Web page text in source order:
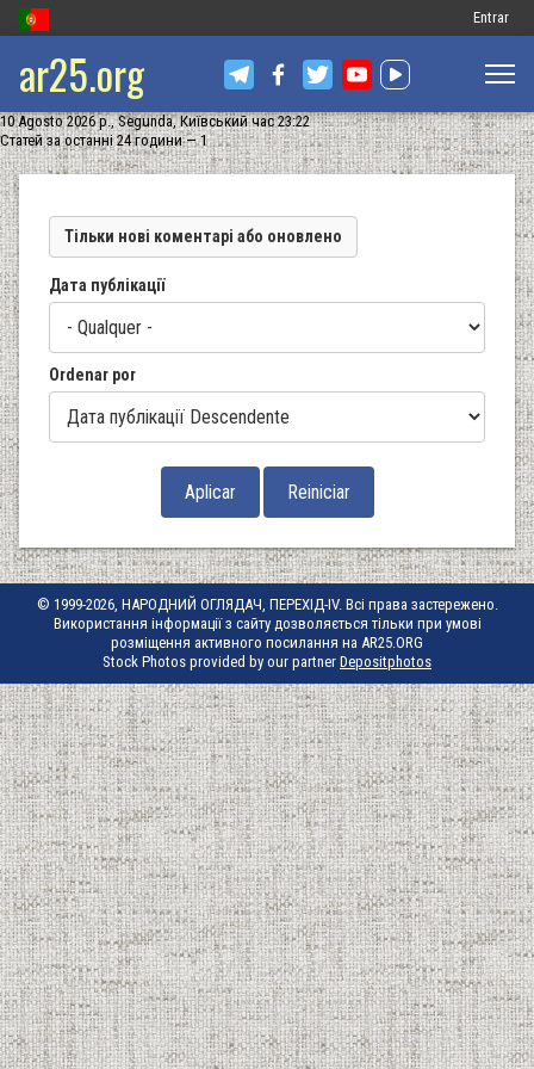
Меню
запису
Entrar
ar25.org
10 Agosto 2026 р., Segunda, Київський час 23:22
Статей за останні 24 години — 1
Тільки нові коментарі або оновлено
Дата публікації
Ordenar por
© 1999-2026, НАРОДНИЙ ОГЛЯДАЧ, ПЕРЕХІД-IV. Всі права застережено.
Використання інформації з сайту дозволяється тільки при умові
розміщення активного посилання на AR25.ORG
Stock Photos provided by our partner Depositphotos